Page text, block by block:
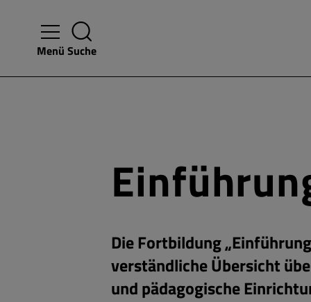
Menü Suche
Die Fortbildung
verständliche Übersicht
und pädagogische